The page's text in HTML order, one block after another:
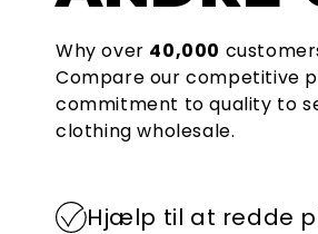
Why over 40,000
Compare our competitive
commitment to quality to
clothing wholesale.
Hjælp til at redde